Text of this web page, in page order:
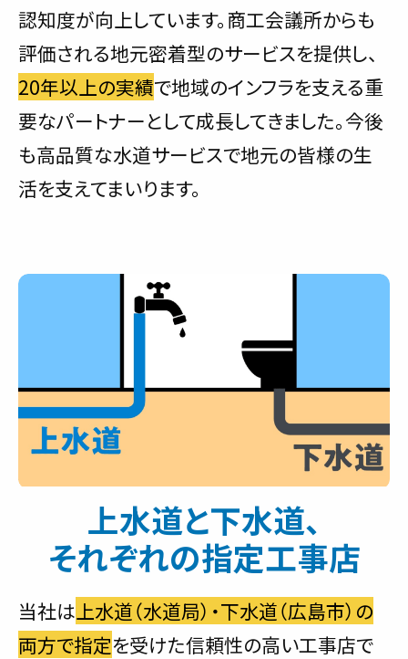
認知度が向上しています。商工会議所からも
評価される地元密着型のサービスを提供し、
20年以上の実績で地域のインフラを支える重
要なパートナーとして成長してきました。今後
も高品質な水道サービスで地元の皆様の生
活を支えてまいります。
上水道と下水道、
それぞれの指定工事店
当社は 上水道（水道局）・下水道（広島市）の
両方で指定を受けた信頼性の高い工事店で